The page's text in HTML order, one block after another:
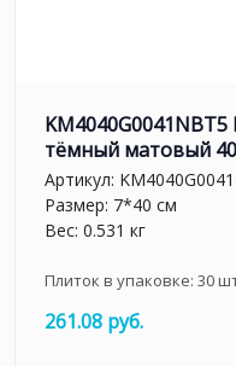
тёмный матовый
Артикул:
Размер: 7*40 см
Вес: 0.531 кг
Плиток в упаковке: 30
261.08 руб.